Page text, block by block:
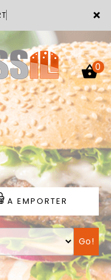
×
0
A EMPORTER
Go!